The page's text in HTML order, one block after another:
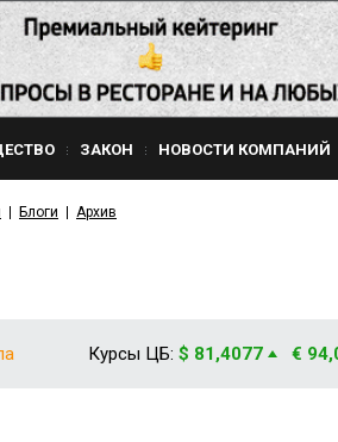
ЗАКОН НОВОСТИ КОМПАНИЙ
Блоги Архив
Курсы ЦБ: $ 81,4077 €